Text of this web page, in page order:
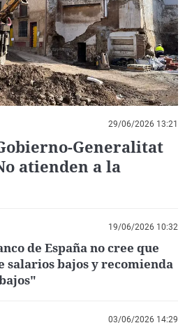
La rosa de los vientos
Gente viajera
Como el perro y el
Caso
Retornados
Equipo de
Operación Viuda
Extremadura
Galicia
La Rioja
Navarra
País Vasco
Virales
Televisión
Elecciones
29/06/2026 13:21
Generalitat
atienden a la
19/06/2026 10:32
de España no cree que
salarios bajos y recomienda
03/06/2026 14:29